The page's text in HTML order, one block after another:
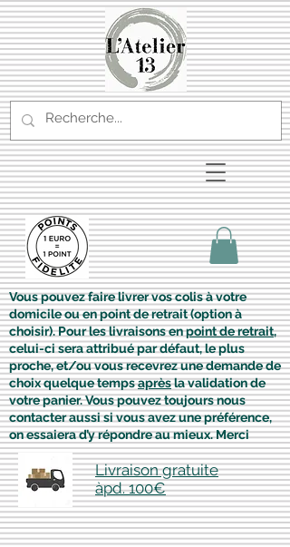
Vous pouvez faire livrer vos colis à votre
domicile ou en point de retrait (option à
choisir). Pour les livraisons enpoint de retrait,
celui-ci sera attribué par défaut, le plus
proche, et/ou vous recevrez une demande de
choix quelque tempsaprèsla validation de
votre panier. Vous pouvez toujours nous
contacter aussi si vous avez une préférence,
on essaiera d’y répondre au mieux. Merci
Livraison gratuite
àpd. 100€